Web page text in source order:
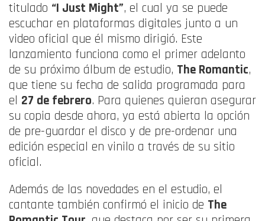
titulado “I Just Might”, el cual ya se puede
escuchar en plataformas digitales junto a un
video oficial que él mismo dirigió. Este
lanzamiento funciona como el primer adelanto
de su próximo álbum de estudio, The Romantic,
que tiene su fecha de salida programada para
el 27 de febrero. Para quienes quieran asegurar
su copia desde ahora, ya está abierta la opción
de pre-guardar el disco y de pre-ordenar una
edición especial en vinilo a través de su sitio
oficial.
Además de las novedades en el estudio, el
cantante también confirmó el inicio de The